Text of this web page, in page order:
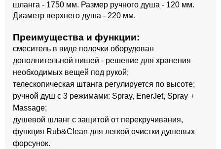
шланга - 1750 мм. Размер ручного душа - 120 мм.
Диаметр верхнего душа - 220 мм.
Преимущества и функции:
смеситель в виде полочки оборудован
дополнительной нишей - решение для хранения
необходимых вещей под рукой;
телескопическая штанга регулируется по высоте;
ручной душ с 3 режимами: Spray, EnerJet, Spray +
Massage;
душевой шланг с защитой от перекручивания,
функция Rub&Clean для легкой очистки душевых
форсунок.